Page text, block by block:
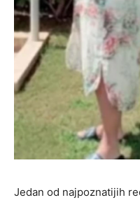
Jedan od najpoznatijih